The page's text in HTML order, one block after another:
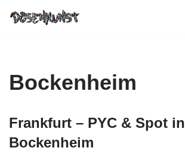
Bockenheim
Frankfurt – PYC & Spot in
Bockenheim